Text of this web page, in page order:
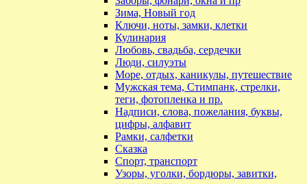
Зима, Новый год
Ключи, ноты, замки, клетки
Кулинария
Любовь, свадьба, сердечки
Люди, силуэты
Море, отдых, каникулы, путешествие
Мужская тема, Стимпанк, стрелки,
теги, фотопленка и пр.
Надписи, слова, пожелания, буквы,
цифры, алфавит
Рамки, салфетки
Сказка
Спорт, транспорт
Узоры, уголки, бордюры, завитки,